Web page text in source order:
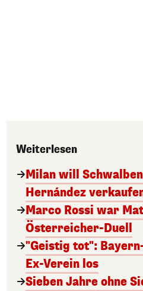
Weiterlesen
Milan will
Hernández
Marco Rossi war
Österreicher-Duell
"Geistig tot":
Ex-Verein los
Sieben Jahre ohne